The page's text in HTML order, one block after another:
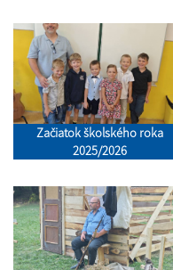
Začiatok školského roka
2025/2026